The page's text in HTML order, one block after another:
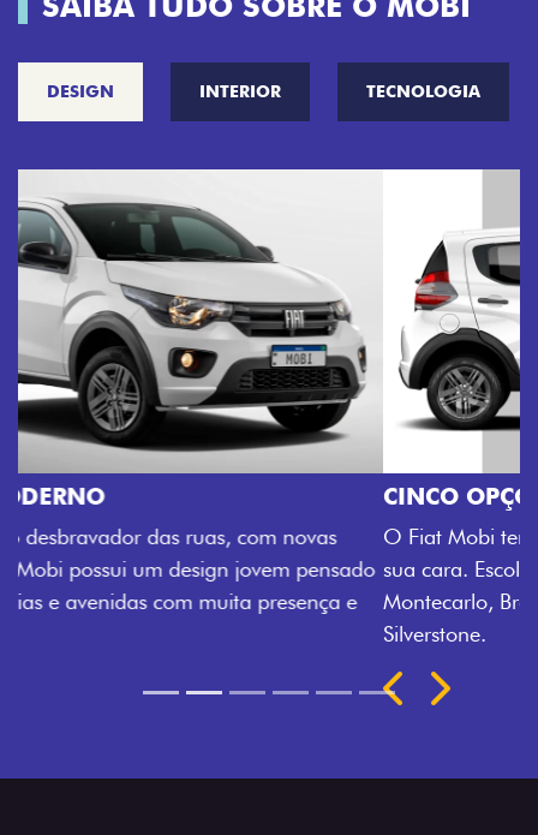
DESIGN INTERIOR TECNOLOGIA
CINCO OPÇÕES DE CORES
O Fiat Mobi tem sempre uma opção de cor que é a
sua cara. Escolha entre o Preto Vulcano, Vermelho
Montecarlo, Branco Banchisa, Prata Bari e Cinza
Rodas de liga leve